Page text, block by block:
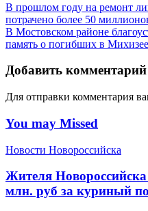
В прошлом году на ремонт
потрачено более 50
В Мостовском районе
память о погибших в
Добавить комментарий
Для отправки комментария
You may Missed
Новости Новороссийска
Жителя
млн. руб за куриный